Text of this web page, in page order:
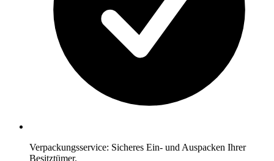
Verpackungsservice: Sicheres Ein- und Auspacken Ihrer
Besitztümer.